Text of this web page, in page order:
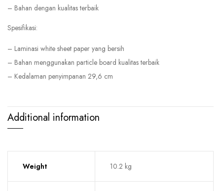
– Bahan dengan kualitas terbaik
Spesifikasi:
– Laminasi white sheet paper yang bersih
– Bahan menggunakan particle board kualitas terbaik
– Kedalaman penyimpanan 29,6 cm
Additional information
Weight 10.2 kg